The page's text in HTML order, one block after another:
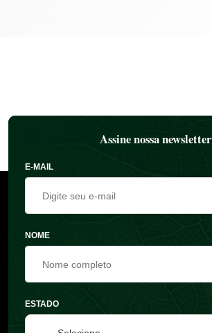
Assine nossa newsletter
E-MAIL
NOME
ESTADO